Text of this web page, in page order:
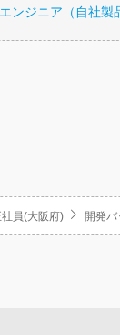
ンジニア（自社
員(大阪府) 開発